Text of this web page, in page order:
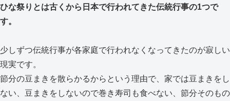
ひな祭りとは古くから日本で行われてきた伝統行事の1つで
す。
少しずつ伝統行事が各家庭で行われなくなってきたのが寂しい
現実です。
節分の豆まきを散らかるからという理由で、家では豆まきをし
ない、豆まきをしないので巻き寿司も食べない、節分そのもの